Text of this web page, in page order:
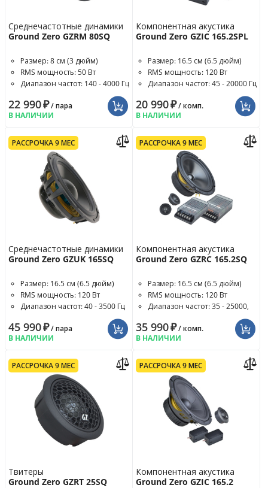
Среднечастотные динамики
Ground Zero GZRM 80SQ
Размер: 8 см (3 дюйм)
RMS мощность: 50 Вт
Диапазон частот: 140 - 4000 Гц
22 990₽/ пара
В НАЛИЧИИ
Компонентная акустика
Ground Zero GZIC 165.2SPL
Размер: 16.5 см (6.5 дюйм)
RMS мощность: 120 Вт
Диапазон частот: 45 - 20000 Гц
20 990₽/ комп.
В НАЛИЧИИ
РАССРОЧКА 9 МЕС
Среднечастотные динамики
Ground Zero GZUK 165SQ
Размер: 16.5 см (6.5 дюйм)
RMS мощность: 120 Вт
Диапазон частот: 40 - 3500 Гц
45 990₽/ пара
В НАЛИЧИИ
РАССРОЧКА 9 МЕС
Компонентная акустика
Ground Zero GZRC 165.2SQ
Размер: 16.5 см (6.5 дюйм)
RMS мощность: 120 Вт
Диапазон частот: 35 - 25000,
35 990₽/ комп.
В НАЛИЧИИ
РАССРОЧКА 9 МЕС
Твитеры
Ground Zero GZRT 25SQ
РАССРОЧКА 9 МЕС
Компонентная акустика
Ground Zero GZIC 165.2